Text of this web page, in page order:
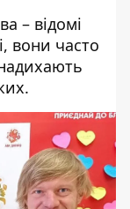
– відомі
вони часто